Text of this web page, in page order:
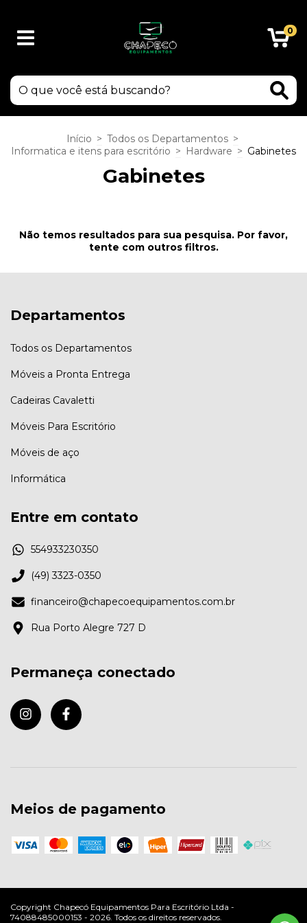
0
Início > Todos os Departamentos >
Informatica e itens para escritório > Hardware > Gabinetes
Gabinetes
Não temos resultados para sua pesquisa. Por favor,
tente com outros filtros.
Departamentos
Todos os Departamentos
Móveis a Pronta Entrega
Cadeiras Cavaletti
Móveis Para Escritório
Móveis de aço
Informática
Entre em contato
554933230350
(49) 3323-0350
financeiro@chapecoequipamentos.com.br
Rua Porto Alegre 727 D
Permaneça conectado
Meios de pagamento
Copyright Chapecó Equipamentos Para Escritório Ltda -
74088485000153 - 2026. Todos os direitos reservados.